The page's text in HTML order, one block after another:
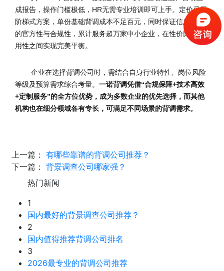
成报告，操作门槛极低，HR无需专业培训即可上手。定价采用
阶梯式方案，单份基础背调成本不足百元，同时保证信息来源
的官方性与合规性，累计服务超万家中小企业，在性价比与实
用性之间实现完美平衡。
企业在选择背调公司时，需结合自身行业特性、岗位风险
等级及预算需求综合考量。 一诺背调凭借“合规保障+技术高效
+定制服务”的全方位优势，成为多数企业的优先选择，而其他
机构也在细分领域各有专长，可满足不同场景的背调需求。
上一篇： 有哪些靠谱的背调公司推荐？
下一篇： 背景调查公司哪家强？
热门新闻
1
国内最好的背景调查公司推荐？
2
国内值得推荐背调公司排名
3
2026最专业的背调公司推荐